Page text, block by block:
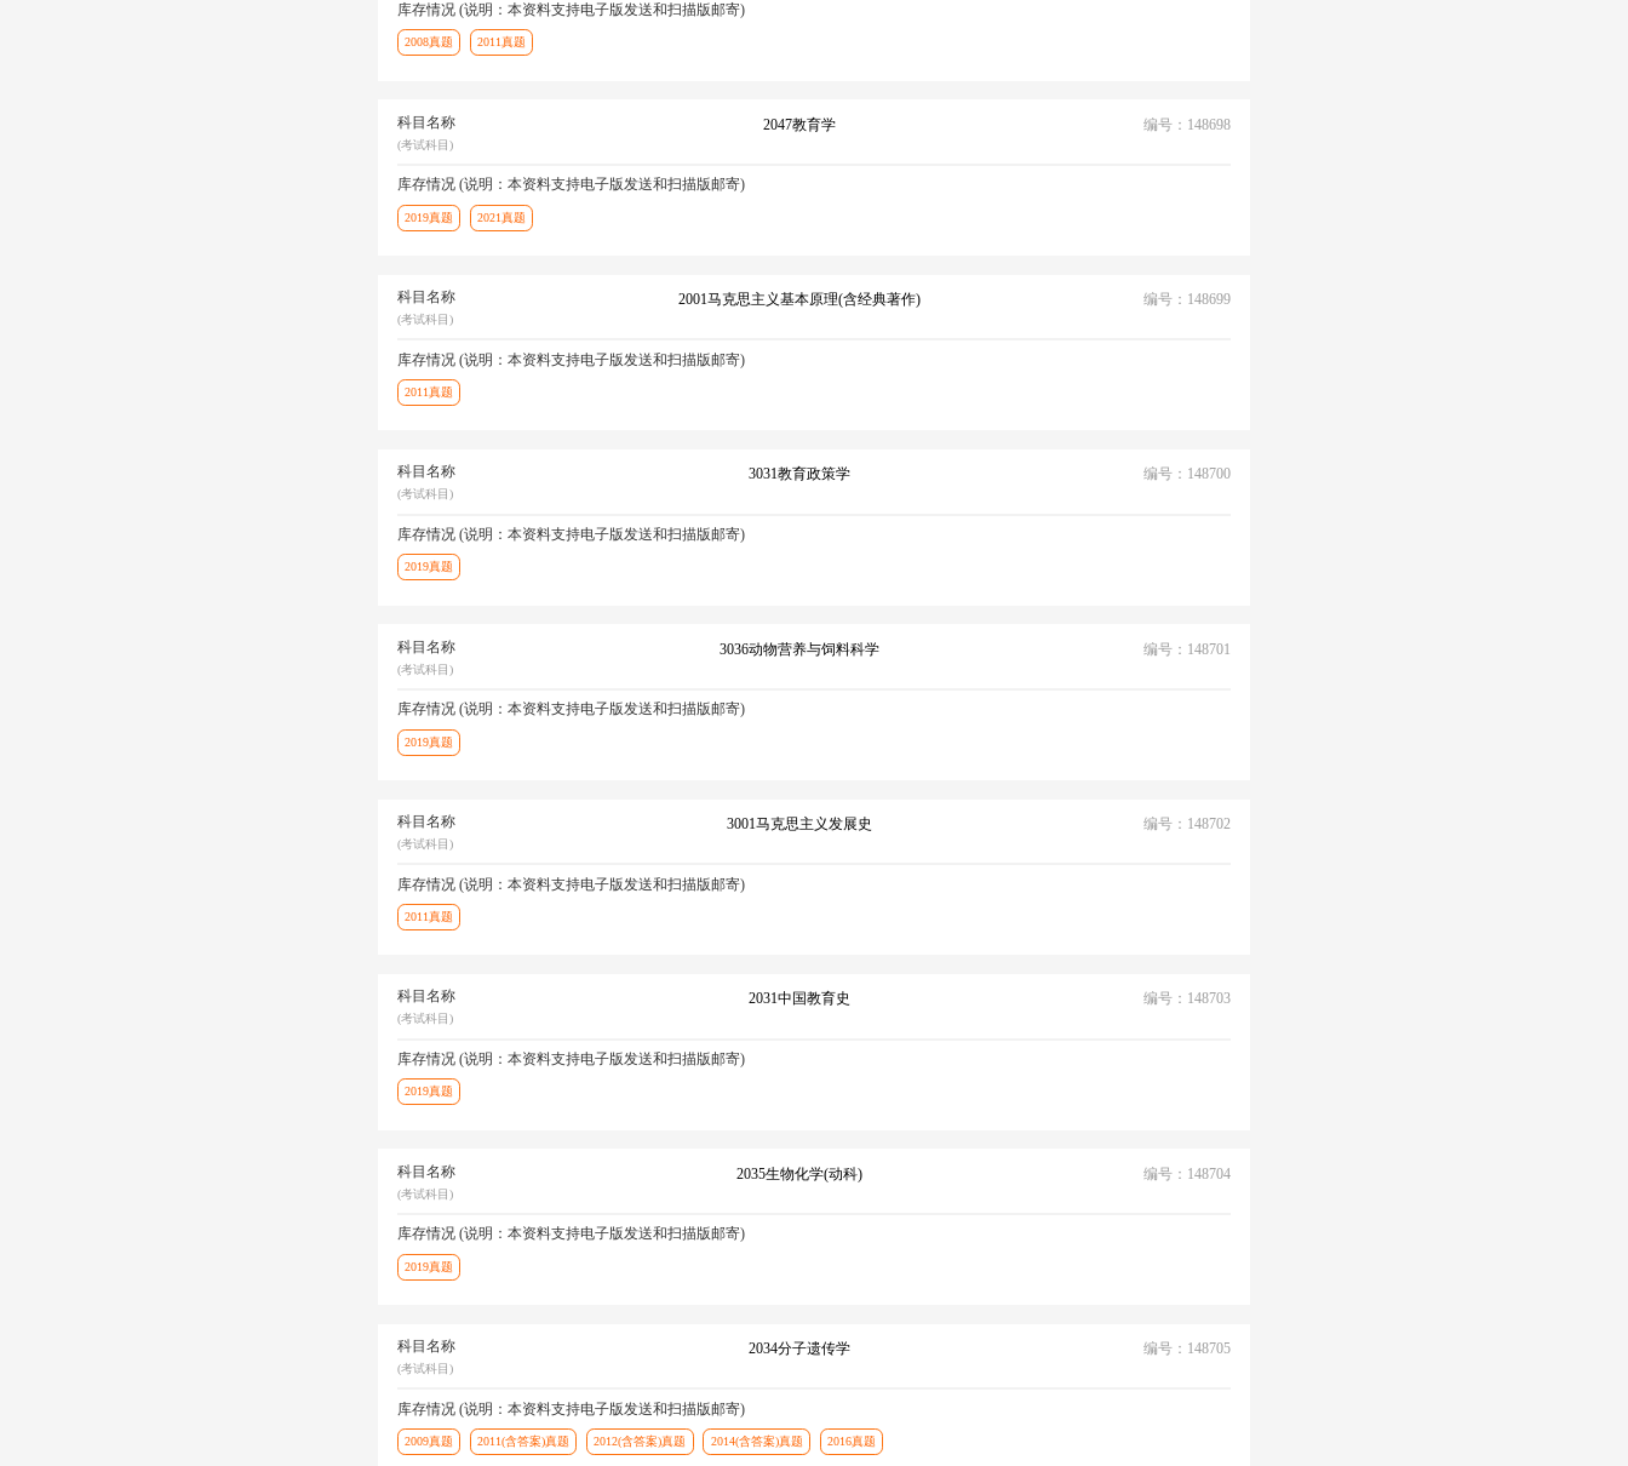
库存情况 (说明：本资料支持电子版发送和扫描版邮寄)
2008真题 2011真题
科目名称
(考试科目)
2047教育学 编号：148698
库存情况 (说明：本资料支持电子版发送和扫描版邮寄)
2019真题 2021真题
科目名称
(考试科目)
2001马克思主义基本原理(含经典著作) 编号：148699
库存情况 (说明：本资料支持电子版发送和扫描版邮寄)
2011真题
科目名称
(考试科目)
3031教育政策学 编号：148700
库存情况 (说明：本资料支持电子版发送和扫描版邮寄)
2019真题
科目名称
(考试科目)
3036动物营养与饲料科学 编号：148701
库存情况 (说明：本资料支持电子版发送和扫描版邮寄)
2019真题
科目名称
(考试科目)
3001马克思主义发展史 编号：148702
库存情况 (说明：本资料支持电子版发送和扫描版邮寄)
2011真题
科目名称
(考试科目)
2031中国教育史 编号：148703
库存情况 (说明：本资料支持电子版发送和扫描版邮寄)
2019真题
科目名称
(考试科目)
2035生物化学(动科) 编号：148704
库存情况 (说明：本资料支持电子版发送和扫描版邮寄)
2019真题
科目名称
(考试科目)
2034分子遗传学 编号：148705
库存情况 (说明：本资料支持电子版发送和扫描版邮寄)
2009真题 2011(含答案)真题 2012(含答案)真题 2014(含答案)真题 2016真题